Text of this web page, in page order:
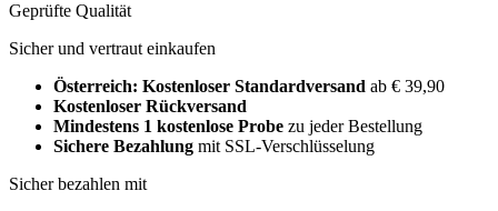
Geprüfte Qualität
Sicher und vertraut einkaufen
Österreich: Kostenloser Standardversand ab € 39,90
Kostenloser Rückversand
Mindestens 1 kostenlose Probe zu jeder Bestellung
Sichere Bezahlung mit SSL-Verschlüsselung
Sicher bezahlen mit